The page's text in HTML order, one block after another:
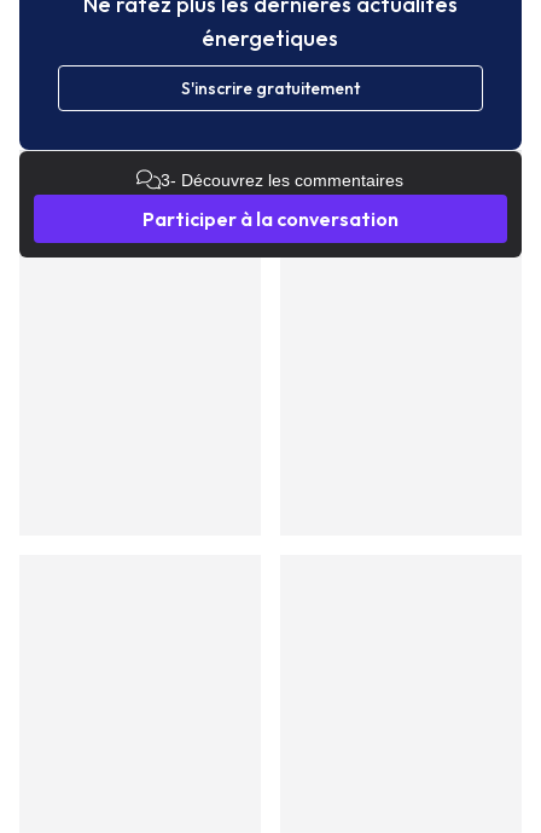
énergetiques
S'inscrire gratuitement
3- Découvrez les commentaires
Participer à la conversation